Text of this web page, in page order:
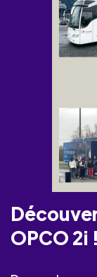
OPCO 2i !